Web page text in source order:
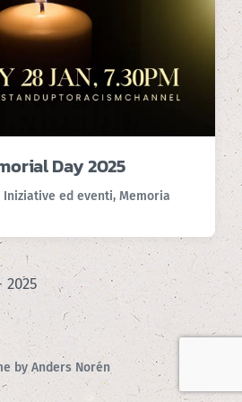
Day 2025
Iniziative ed eventi, Memoria
2025
byAnders Norén